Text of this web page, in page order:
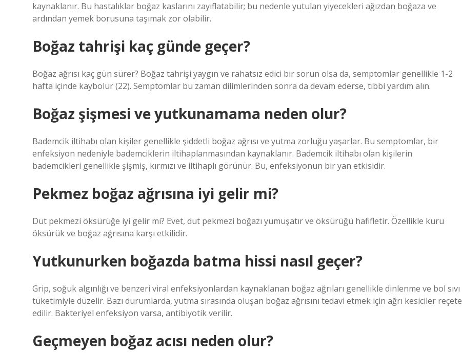
kaynaklanır. Bu hastalıklar boğaz kaslarını zayıflatabilir; bu nedenle yutulan yiyecekleri ağızdan boğaza ve
ardından yemek borusuna taşımak zor olabilir.
Boğaz tahrişi kaç günde geçer?
Boğaz ağrısı kaç gün sürer? Boğaz tahrişi yaygın ve rahatsız edici bir sorun olsa da, semptomlar genellikle 1-2
hafta içinde kaybolur (22). Semptomlar bu zaman dilimlerinden sonra da devam ederse, tıbbi yardım alın.
Boğaz şişmesi ve yutkunamama neden olur?
Bademcik iltihabı olan kişiler genellikle şiddetli boğaz ağrısı ve yutma zorluğu yaşarlar. Bu semptomlar, bir
enfeksiyon nedeniyle bademciklerin iltihaplanmasından kaynaklanır. Bademcik iltihabı olan kişilerin
bademcikleri genellikle şişmiş, kırmızı ve iltihaplı görünür. Bu, enfeksiyonun bir yan etkisidir.
Pekmez boğaz ağrısına iyi gelir mi?
Dut pekmezi öksürüğe iyi gelir mi? Evet, dut pekmezi boğazı yumuşatır ve öksürüğü hafifletir. Özellikle kuru
öksürük ve boğaz ağrısına karşı etkilidir.
Yutkunurken boğazda batma hissi nasıl geçer?
Grip, soğuk algınlığı ve benzeri viral enfeksiyonlardan kaynaklanan boğaz ağrıları genellikle dinlenme ve bol sıvı
tüketimiyle düzelir. Bazı durumlarda, yutma sırasında oluşan boğaz ağrısını tedavi etmek için ağrı kesiciler reçete
edilir. Bakteriyel enfeksiyon varsa, antibiyotik verilir.
Geçmeyen boğaz acısı neden olur?